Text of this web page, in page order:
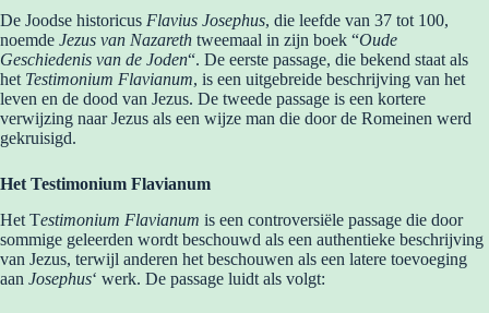
De Joodse historicus Flavius Josephus, die leefde van 37 tot 100,
noemde Jezus van Nazareth tweemaal in zijn boek “Oude
Geschiedenis van de Joden“. De eerste passage, die bekend staat als
het Testimonium Flavianum, is een uitgebreide beschrijving van het
leven en de dood van Jezus. De tweede passage is een kortere
verwijzing naar Jezus als een wijze man die door de Romeinen werd
gekruisigd.
Het Testimonium Flavianum
Het Testimonium Flavianum is een controversiële passage die door
sommige geleerden wordt beschouwd als een authentieke beschrijving
van Jezus, terwijl anderen het beschouwen als een latere toevoeging
aan Josephus‘ werk. De passage luidt als volgt: